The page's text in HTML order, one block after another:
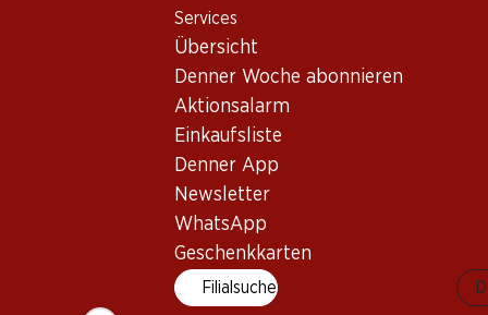
Services
Übersicht
Denner Woche abonnieren
Aktionsalarm
Einkaufsliste
Denner App
Newsletter
WhatsApp
Geschenkkarten
Filialsuche
Wissenswertes